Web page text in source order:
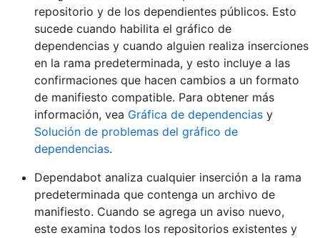
repositorio y de los dependientes públicos. Esto
sucede cuando habilita el gráfico de
dependencias y cuando alguien realiza inserciones
en la rama predeterminada, y esto incluye a las
confirmaciones que hacen cambios a un formato
de manifiesto compatible. Para obtener más
información, vea Gráfica de dependencias y
Solución de problemas del gráfico de
dependencias.
Dependabot analiza cualquier inserción a la rama
predeterminada que contenga un archivo de
manifiesto. Cuando se agrega un aviso nuevo,
este examina todos los repositorios existentes y